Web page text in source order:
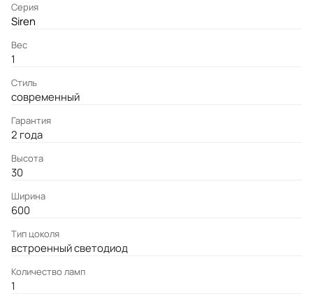
Серия
Siren
Вес
1
Стиль
современный
Гарантия
2 года
Высота
30
Ширина
600
Тип цоколя
встроенный светодиод
Количество ламп
1